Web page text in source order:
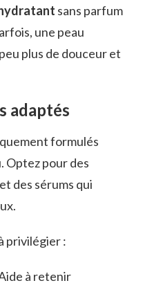
sans parfum
une peau
plus de douceur et
adaptés
formulés
Optez pour des
des sérums qui
privilégier :
à retenir